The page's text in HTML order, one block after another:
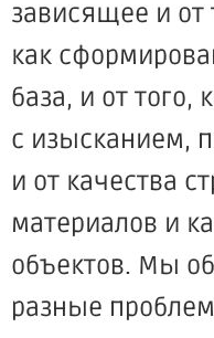
зависящее и от
как
база, и от того,
с изысканием,
и от качества
материалов и
объектов. Мы
разные